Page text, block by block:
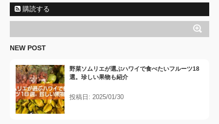
購読する
NEW POST
野菜ソムリエが選ぶハワイで食べたいフルーツ18
選。珍しい果物も紹介
投稿日: 2025/01/30